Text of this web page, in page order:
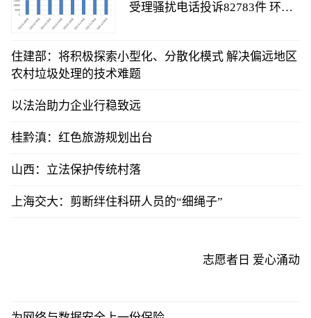
受理骚扰电话投诉82783件 环比
住建部：将积极探索小型化、分散化模式 解决偏远地区
农村垃圾处理的技术难题
以法治助力企业行稳致远
桂黔滇：红色旅游规划出台
山西：立法保护传统村落
上海交大：剪断绊住科研人员的“细绳子”
志愿者日 爱心涌动